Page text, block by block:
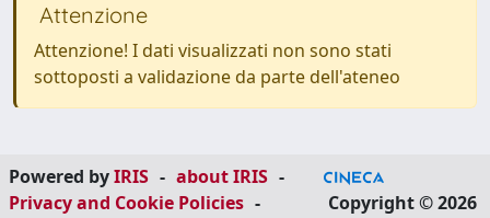
Attenzione
Attenzione! I dati visualizzati non sono stati
sottoposti a validazione da parte dell'ateneo
Powered byIRIS - about IRIS -
Privacy and Cookie Policies -
Copyright © 2026